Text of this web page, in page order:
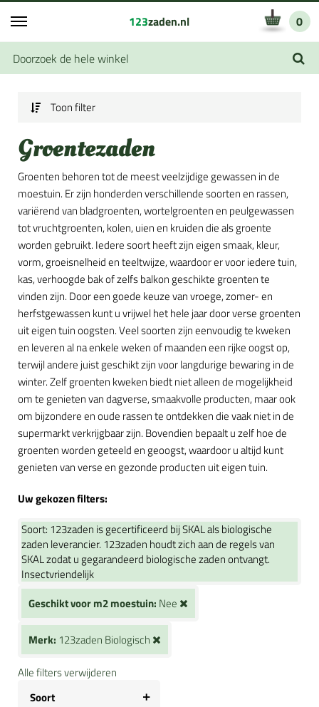
123zaden.nl 0
Toon filter
Groentezaden
Groenten behoren tot de meest veelzijdige gewassen in de
moestuin. Er zijn honderden verschillende soorten en rassen,
variërend van bladgroenten, wortelgroenten en peulgewassen
tot vruchtgroenten, kolen, uien en kruiden die als groente
worden gebruikt. Iedere soort heeft zijn eigen smaak, kleur,
vorm, groeisnelheid en teeltwijze, waardoor er voor iedere tuin,
kas, verhoogde bak of zelfs balkon geschikte groenten te
vinden zijn. Door een goede keuze van vroege, zomer- en
herfstgewassen kunt u vrijwel het hele jaar door verse groenten
uit eigen tuin oogsten. Veel soorten zijn eenvoudig te kweken
en leveren al na enkele weken of maanden een rijke oogst op,
terwijl andere juist geschikt zijn voor langdurige bewaring in de
winter. Zelf groenten kweken biedt niet alleen de mogelijkheid
om te genieten van dagverse, smaakvolle producten, maar ook
om bijzondere en oude rassen te ontdekken die vaak niet in de
supermarkt verkrijgbaar zijn. Bovendien bepaalt u zelf hoe de
groenten worden geteeld en geoogst, waardoor u altijd kunt
genieten van verse en gezonde producten uit eigen tuin.
Uw gekozen filters:
Soort: 123zaden is gecertificeerd bij SKAL als biologische
zaden leverancier. 123zaden houdt zich aan de regels van
SKAL zodat u gegarandeerd biologische zaden ontvangt.
Insectvriendelijk
Geschikt voor m2 moestuin: Nee
Merk: 123zaden Biologisch
Alle filters verwijderen
Soort